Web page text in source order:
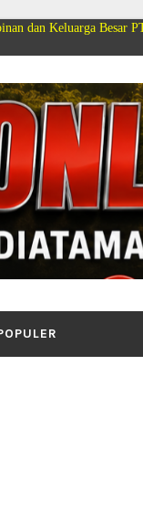
Besar PT Cakrawala